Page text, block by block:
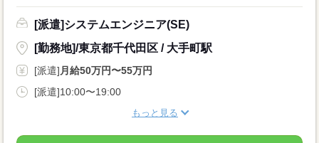
[派遣]システムエンジニア(SE)
[勤務地]/東京都千代田区 / 大手町駅
[派遣] 月給50万円〜55万円
[派遣]10:00〜19:00
もっと見る